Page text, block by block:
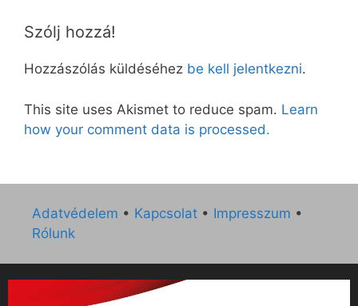
Szólj hozzá!
Hozzászólás küldéséhez be kell jelentkezni.
This site uses Akismet to reduce spam. Learn
how your comment data is processed.
Adatvédelem • Kapcsolat • Impresszum •
Rólunk